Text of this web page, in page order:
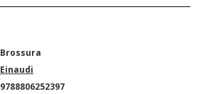
Brossura
Einaudi
9788806252397